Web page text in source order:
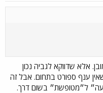
אלא שדווקא לגביה נכון
ענף ספורט בתחום. אבל זה
ל״מטופשת״ בשום דרך.